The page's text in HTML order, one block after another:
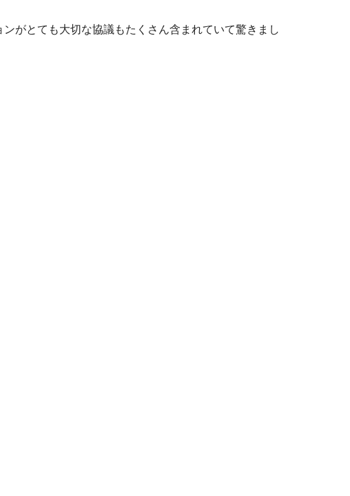
がとても大切な協議もたくさん含まれていて驚きまし